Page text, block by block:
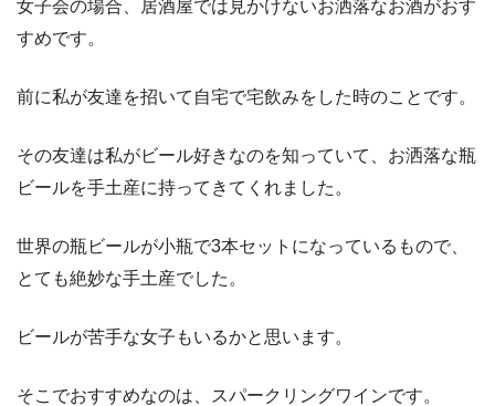
女子会の場合、居酒屋では見かけないお洒落なお酒がおす
すめです。
前に私が友達を招いて自宅で宅飲みをした時のことです。
その友達は私がビール好きなのを知っていて、お洒落な瓶
ビールを手土産に持ってきてくれました。
世界の瓶ビールが小瓶で3本セットになっているもので、
とても絶妙な手土産でした。
ビールが苦手な女子もいるかと思います。
そこでおすすめなのは、スパークリングワインです。